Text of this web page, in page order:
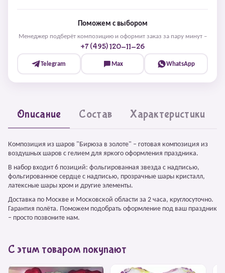
Поможем с выбором
Менеджер подберёт композицию и оформит заказ за пару минут –
+7 (495) 120-11-26
Telegram Max WhatsApp
Описание Состав Характеристики
Композиция из шаров "Бирюза в золоте" – готовая композиция из
воздушных шаров с гелием для яркого оформления праздника.
В набор входит 6 позиций: фольгированная звезда с надписью,
фольгированное сердце с надписью, прозрачные шары кристалл,
латексные шары хром и другие элементы.
Доставка по Москве и Московской области за 2 часа, круглосуточно.
Гарантия полёта. Поможем подобрать оформление под ваш праздник
– просто позвоните нам.
С этим товаром покупают